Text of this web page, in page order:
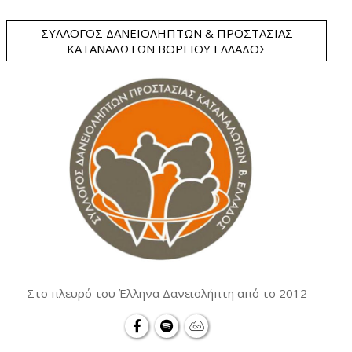
ΣΎΛΛΟΓΟΣ ΔΑΝΕΙΟΛΗΠΤΏΝ & ΠΡΟΣΤΑΣΊΑΣ
ΚΑΤΑΝΑΛΩΤΏΝ ΒΟΡΕΊΟΥ ΕΛΛΆΔΟΣ
Στο πλευρό του Έλληνα Δανειολήπτη από το 2012